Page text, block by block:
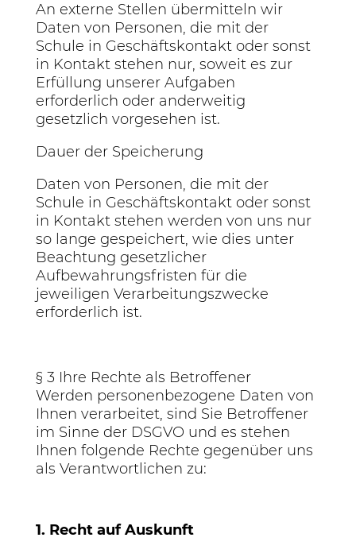
An externe Stellen übermitteln wir
Daten von Personen, die mit der
Schule in Geschäftskontakt oder sonst
in Kontakt stehen nur, soweit es zur
Erfüllung unserer Aufgaben
erforderlich oder anderweitig
gesetzlich vorgesehen ist.
Dauer der Speicherung
Daten von Personen, die mit der
Schule in Geschäftskontakt oder sonst
in Kontakt stehen werden von uns nur
so lange gespeichert, wie dies unter
Beachtung gesetzlicher
Aufbewahrungsfristen für die
jeweiligen Verarbeitungszwecke
erforderlich ist.
§ 3 Ihre Rechte als Betroffener
Werden personenbezogene Daten von
Ihnen verarbeitet, sind Sie Betroffener
im Sinne der DSGVO und es stehen
Ihnen folgende Rechte gegenüber uns
als Verantwortlichen zu:
1. Recht auf Auskunft